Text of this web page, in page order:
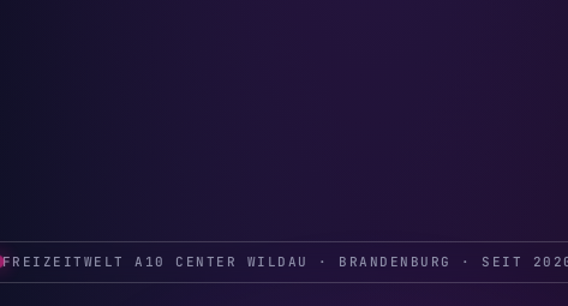
FREIZEITWELT A10 CENTER WILDAU · BRANDENBURG · SEIT